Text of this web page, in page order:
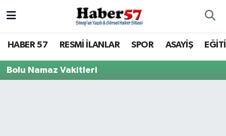
HABER 57 RESMİ İLANLAR SPOR ASAYİŞ
Bolu Namaz Vakitleri